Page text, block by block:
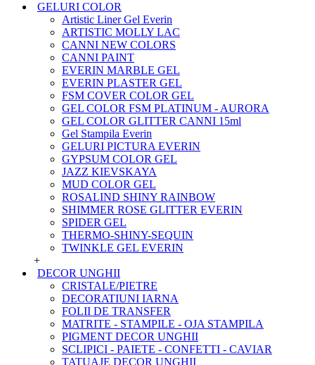
GELURI COLOR
Artistic Liner Gel Everin
ARTISTIC MOLLY LAC
CANNI NEW COLORS
CANNI PAINT
EVERIN MARBLE GEL
EVERIN PLASTER GEL
FSM COVER COLOR GEL
GEL COLOR FSM PLATINUM - AURORA
GEL COLOR GLITTER CANNI 15ml
Gel Stampila Everin
GELURI PICTURA EVERIN
GYPSUM COLOR GEL
JAZZ KIEVSKAYA
MUD COLOR GEL
ROSALIND SHINY RAINBOW
SHIMMER ROSE GLITTER EVERIN
SPIDER GEL
THERMO-SHINY-SEQUIN
TWINKLE GEL EVERIN
+
DECOR UNGHII
CRISTALE/PIETRE
DECORATIUNI IARNA
FOLII DE TRANSFER
MATRITE - STAMPILE - OJA STAMPILA
PIGMENT DECOR UNGHII
SCLIPICI - PAIETE - CONFETTI - CAVIAR
TATUAJE DECOR UNGHII